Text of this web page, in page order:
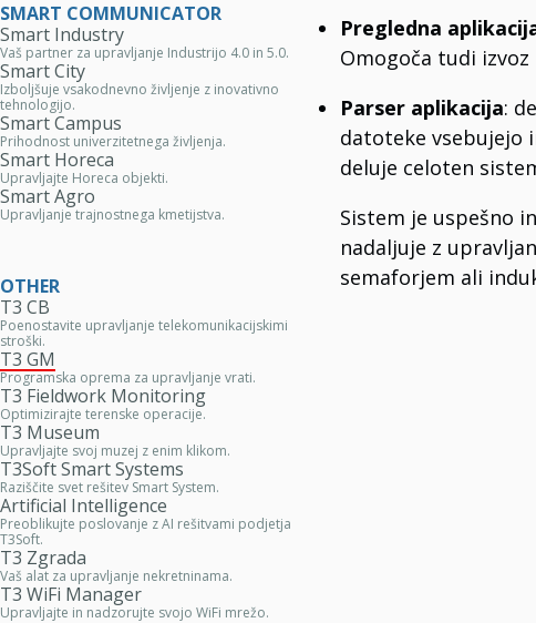
SMART COMMUNICATOR
Smart Industry
Vaš partner za upravljanje Industrijo 4.0 in 5.0.
Smart City
Izboljšuje vsakodnevno življenje z inovativno
tehnologijo.
Smart Campus
Prihodnost univerzitetnega življenja.
Smart Horeca
Upravljajte Horeca objekti.
Smart Agro
Upravljanje trajnostnega kmetijstva.
OTHER
T3 CB
Poenostavite upravljanje telekomunikacijskimi
stroški.
T3 GM
Programska oprema za upravljanje vrati.
T3 Fieldwork Monitoring
Optimizirajte terenske operacije.
T3 Museum
Upravljajte svoj muzej z enim klikom.
T3Soft Smart Systems
Raziščite svet rešitev Smart System.
Artificial Intelligence
Preoblikujte poslovanje z AI rešitvami podjetja
T3Soft.
T3 Zgrada
Vaš alat za upravljanje nekretninama.
T3 WiFi Manager
Upravljajte in nadzorujte svojo WiFi mrežo.
Pregledna
Omogoča tudi
Parser aplikacija:
datoteke vsebujejo
deluje celoten
Sistem je uspešno
nadaljuje z
semaforjem ali